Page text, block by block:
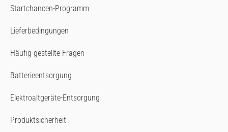
Startchancen-Programm
Lieferbedingungen
Häufig gestellte Fragen
Batterieentsorgung
Elektroaltgeräte-Entsorgung
Produktsicherheit